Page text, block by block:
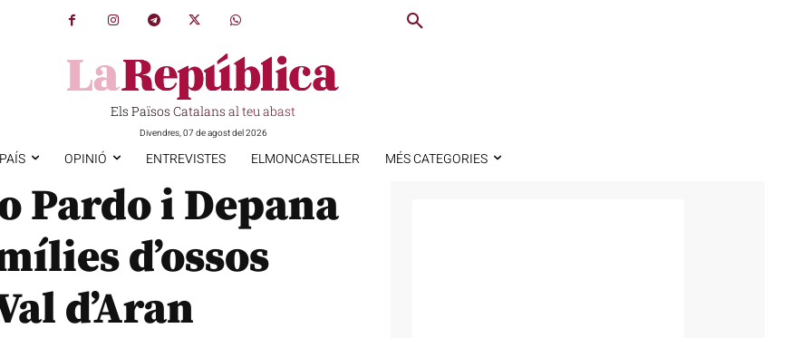
Els Països Catalans al teu abast
Divendres, 07 de agost del 2026
OPINIÓ ENTREVISTES ELMONCASTELLER MÉS CATEGORIES
Pardo i Depana
d’ossos
d’Aran